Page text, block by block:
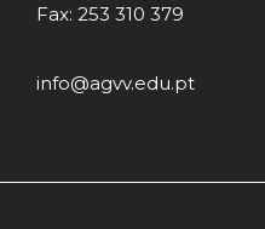
Fax: 253 310 379
info@agvv.edu.pt